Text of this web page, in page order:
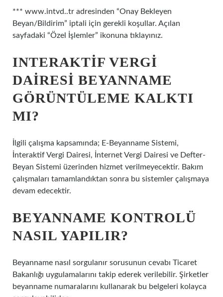
*** www.intvd..tr adresinden “Onay Bekleyen
Beyan/Bildirim” iptali için gerekli koşullar. Açılan
sayfadaki “Özel İşlemler” ikonuna tıklayınız.
INTERAKTIF VERGI
DAIRESI BEYANNAME
GÖRÜNTÜLEME KALKTI
MI?
İlgili çalışma kapsamında; E-Beyanname Sistemi,
İnteraktif Vergi Dairesi, İnternet Vergi Dairesi ve Defter-
Beyan Sistemi üzerinden hizmet verilmeyecektir. Bakım
çalışmaları tamamlandıktan sonra bu sistemler çalışmaya
devam edecektir.
BEYANNAME KONTROLÜ
NASIL YAPILIR?
Beyanname nasıl sorgulanır sorusunun cevabı Ticaret
Bakanlığı uygulamalarını takip ederek verilebilir. Şirketler
beyanname numaralarını kullanarak bu belgeleri kolayca